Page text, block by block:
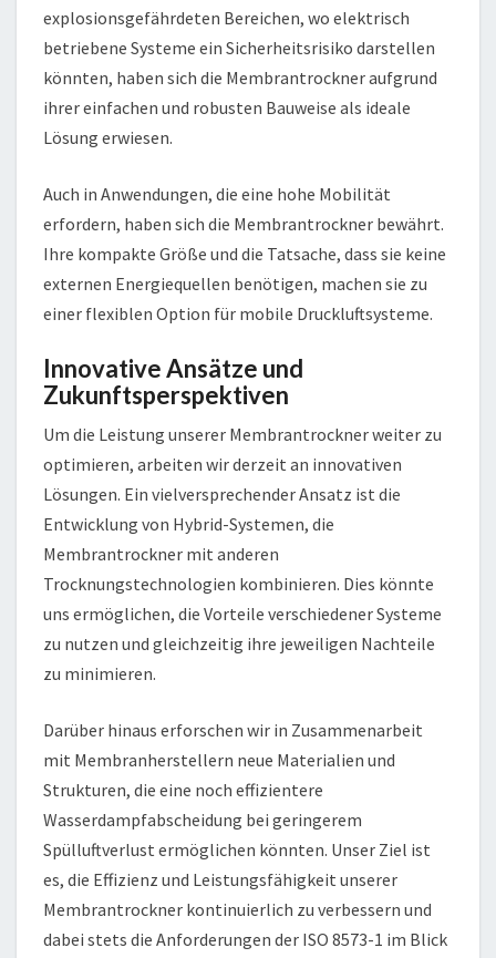
explosionsgefährdeten Bereichen, wo elektrisch
betriebene Systeme ein Sicherheitsrisiko darstellen
könnten, haben sich die Membrantrockner aufgrund
ihrer einfachen und robusten Bauweise als ideale
Lösung erwiesen.
Auch in Anwendungen, die eine hohe Mobilität
erfordern, haben sich die Membrantrockner bewährt.
Ihre kompakte Größe und die Tatsache, dass sie keine
externen Energiequellen benötigen, machen sie zu
einer flexiblen Option für mobile Druckluftsysteme.
Innovative Ansätze und
Zukunftsperspektiven
Um die Leistung unserer Membrantrockner weiter zu
optimieren, arbeiten wir derzeit an innovativen
Lösungen. Ein vielversprechender Ansatz ist die
Entwicklung von Hybrid-Systemen, die
Membrantrockner mit anderen
Trocknungstechnologien kombinieren. Dies könnte
uns ermöglichen, die Vorteile verschiedener Systeme
zu nutzen und gleichzeitig ihre jeweiligen Nachteile
zu minimieren.
Darüber hinaus erforschen wir in Zusammenarbeit
mit Membranherstellern neue Materialien und
Strukturen, die eine noch effizientere
Wasserdampfabscheidung bei geringerem
Spülluftverlust ermöglichen könnten. Unser Ziel ist
es, die Effizienz und Leistungsfähigkeit unserer
Membrantrockner kontinuierlich zu verbessern und
dabei stets die Anforderungen der ISO 8573-1 im Blick